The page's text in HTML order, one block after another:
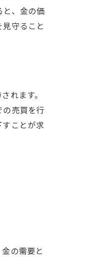
と、金の価
守ること
れます。
売買を行
ことが求
の需要と